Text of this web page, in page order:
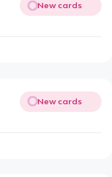
New cards
New cards